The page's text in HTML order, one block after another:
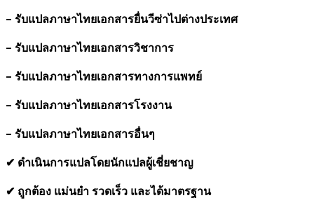
- รับแปลภาษาไทยเอกสารยื่นวีซ่าไปต่างประเทศ
- รับแปลภาษาไทยเอกสารวิชาการ
- รับแปลภาษาไทยเอกสารทางการแพทย์
- รับแปลภาษาไทยเอกสารโรงงาน
- รับแปลภาษาไทยเอกสารอื่นๆ
✔ ดำเนินการแปลโดยนักแปลผู้เชี่ยชาญ
✔ ถูกต้อง แม่นยำ รวดเร็ว และได้มาตรฐาน